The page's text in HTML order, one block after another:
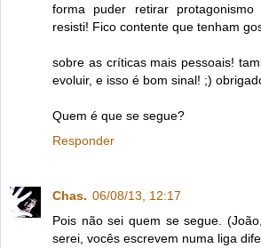
forma puder retirar
resisti! Fico contente que tenham
sobre as críticas mais pessoais!
evoluir, e isso é bom sinal! ;)
Quem é que se segue?
Responder
Chas. 06/08/13, 12:17
Pois não sei quem se segue.
serei, vocês escrevem numa liga